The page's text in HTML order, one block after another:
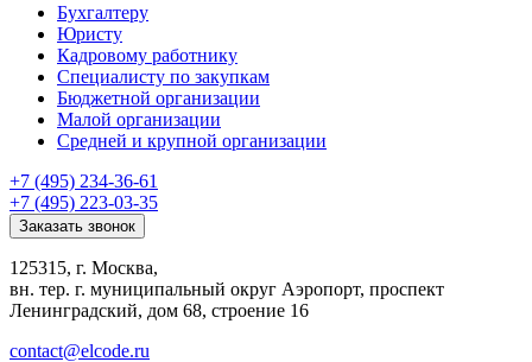
Бухгалтеру
Юристу
Кадровому работнику
Специалисту по закупкам
Бюджетной организации
Малой организации
Средней и крупной организации
+7 (495) 234-36-61
+7 (495) 223-03-35
Заказать звонок
125315, г. Москва,
вн. тер. г. муниципальный округ Аэропорт, проспект
Ленинградский, дом 68, строение 16
contact@elcode.ru